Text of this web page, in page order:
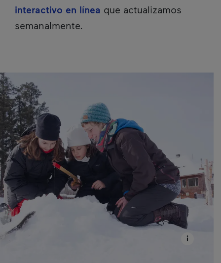
interactivo en línea que actualizamos
semanalmente.